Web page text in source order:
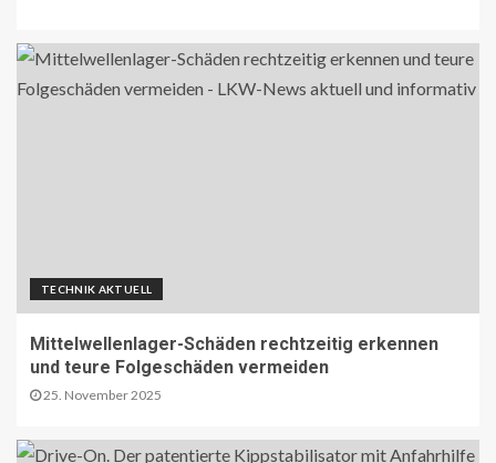
TECHNIK AKTUELL
Mittelwellenlager-Schäden rechtzeitig erkennen
und teure Folgeschäden vermeiden
25. November 2025